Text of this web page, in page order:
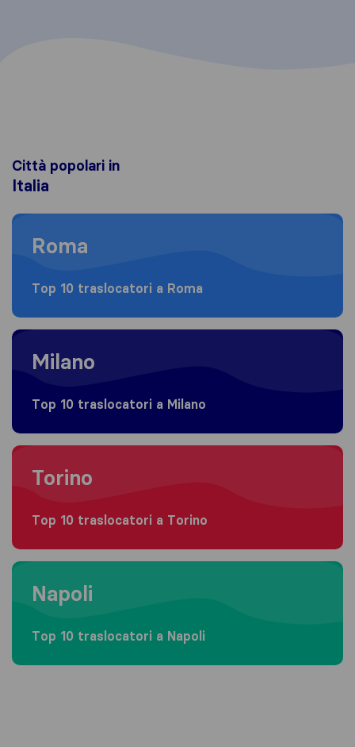
Città popolari in
Italia
Moving to Roma
Roma
Top 10 traslocatori a Roma
Moving to Milano
Milano
Top 10 traslocatori a Milano
Moving to Torino
Torino
Top 10 traslocatori a Torino
Moving to Napoli
Napoli
Top 10 traslocatori a Napoli